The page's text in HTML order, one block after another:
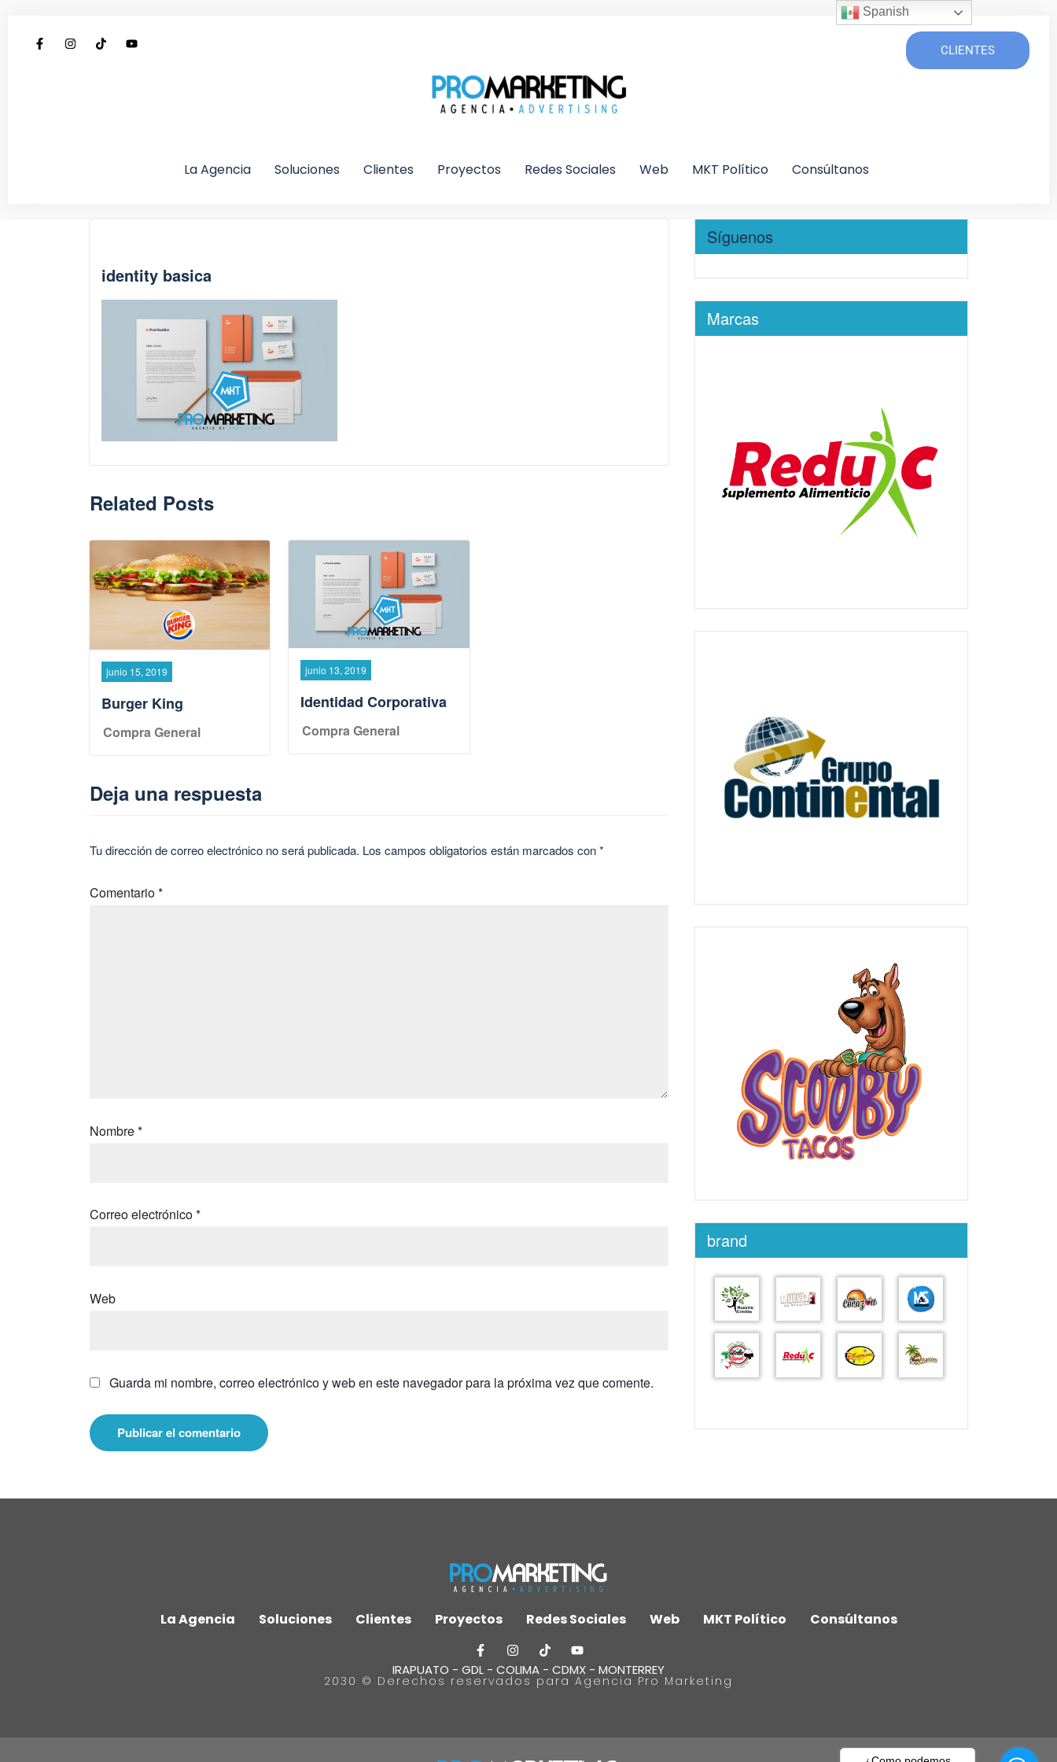
La Agencia Soluciones Clientes Proyectos Redes Sociales Web MKT Político Consúltanos
CLIENTES
identity basica
Related Posts
junio 15, 2019
Burger King
Compra General
junio 13, 2019
Identidad Corporativa
Compra General
Deja una respuesta
Tu dirección de correo electrónico no será publicada. Los campos obligatorios están marcados con*
Comentario*
Nombre*
Correo electrónico*
Web
Guarda mi nombre, correo electrónico y web en este navegador para la próxima vez que comente.
Síguenos
Marcas
brand
La Agencia Soluciones Clientes Proyectos Redes Sociales Web MKT Político Consúltanos
IRAPUATO - GDL - COLIMA - CDMX - MONTERREY
2030 © Derechos reservados para Agencia Pro Marketing
Spanish